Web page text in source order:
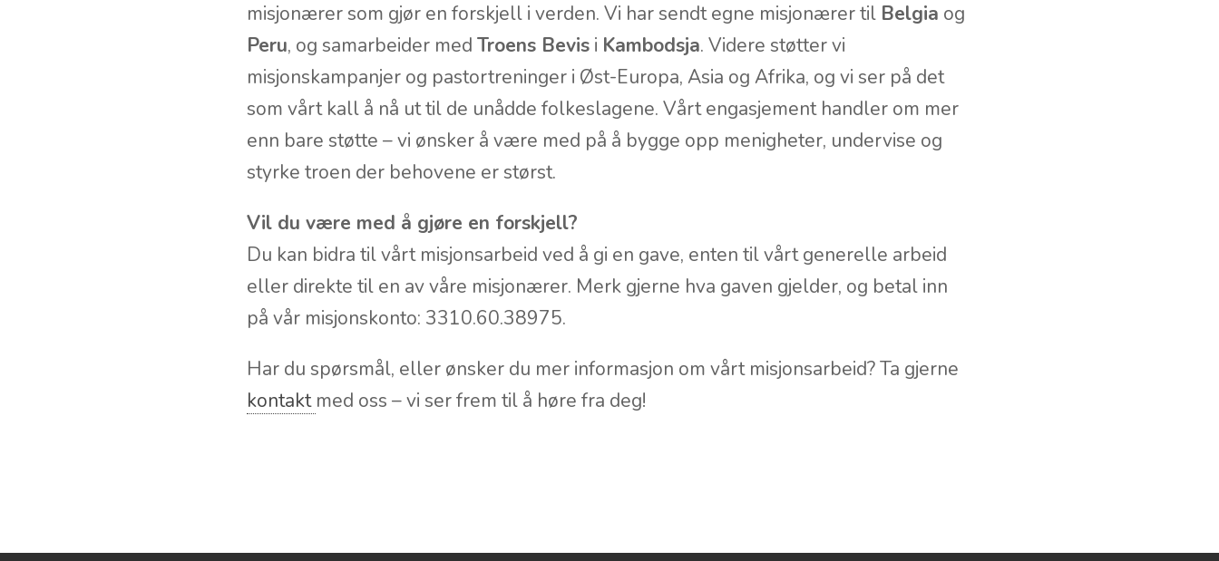
misjonærer som gjør en forskjell i verden. Vi har sendt egne misjonærer til Belgia og
Peru, og samarbeider med Troens Bevis i Kambodsja. Videre støtter vi
misjonskampanjer og pastortreninger i Øst-Europa, Asia og Afrika, og vi ser på det
som vårt kall å nå ut til de unådde folkeslagene. Vårt engasjement handler om mer
enn bare støtte – vi ønsker å være med på å bygge opp menigheter, undervise og
styrke troen der behovene er størst.
Vil du være med å gjøre en forskjell?
Du kan bidra til vårt misjonsarbeid ved å gi en gave, enten til vårt generelle arbeid
eller direkte til en av våre misjonærer. Merk gjerne hva gaven gjelder, og betal inn
på vår misjonskonto: 3310.60.38975.
Har du spørsmål, eller ønsker du mer informasjon om vårt misjonsarbeid? Ta gjerne
kontakt med oss – vi ser frem til å høre fra deg!